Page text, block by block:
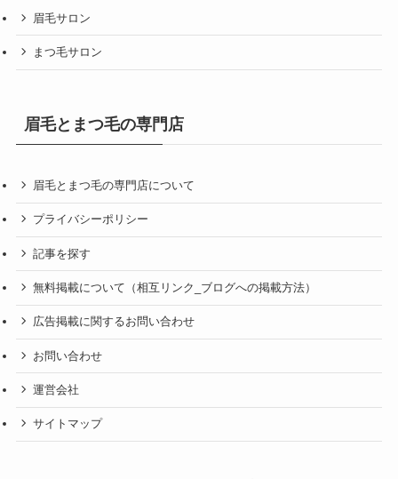
眉毛サロン
まつ毛サロン
眉毛とまつ毛の専門店
眉毛とまつ毛の専門店について
プライバシーポリシー
記事を探す
無料掲載について（相互リンク_ブログへの掲載方法）
広告掲載に関するお問い合わせ
お問い合わせ
運営会社
サイトマップ